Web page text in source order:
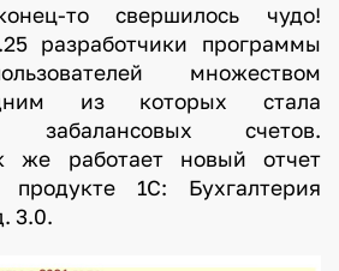
то свершилось чудо!
разработчики программы
множеством
из которых стала
забалансовых счетов.
же работает новый отчет
1С: Бухгалтерия
3.0.